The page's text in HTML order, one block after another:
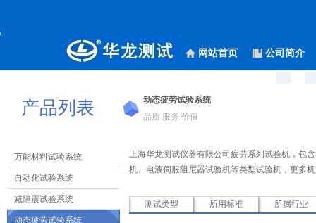
网站首页 公司简介
产品列表
动态疲劳试验系统
品质 服务 价值
万能材料试验系统
自动化试验系统
减隔震试验系统
动态疲劳试验系统
上海华龙测试仪器有限公司 疲劳系列试验机，包
机、电液伺服阻尼器试验机等类型试验机，更多
测试类型 所用标准 所属行业